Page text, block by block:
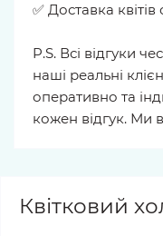
✅ Доставка
P.S. Всі відгуки
наші реальні
оперативно та
кожен відгук. Ми
Квітковий